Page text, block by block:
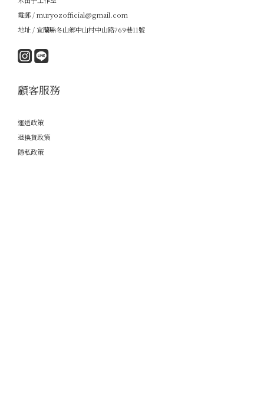
電郵 / muryozofficial@gmail.com
地址 / 宜蘭縣冬山鄉中山村中山路769巷11號
顧客服務
運送政策
退換貨政策
隱私政策